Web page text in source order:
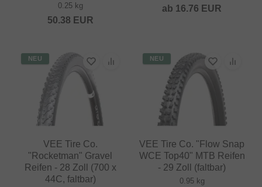
0.25 kg
50.38 EUR
ab 16.76 EUR
NEU
VEE Tire Co.
"Rocketman" Gravel
Reifen - 28 Zoll (700 x
44C, faltbar)
NEU
VEE Tire Co. "Flow Snap
WCE Top40" MTB Reifen
- 29 Zoll (faltbar)
0.95 kg